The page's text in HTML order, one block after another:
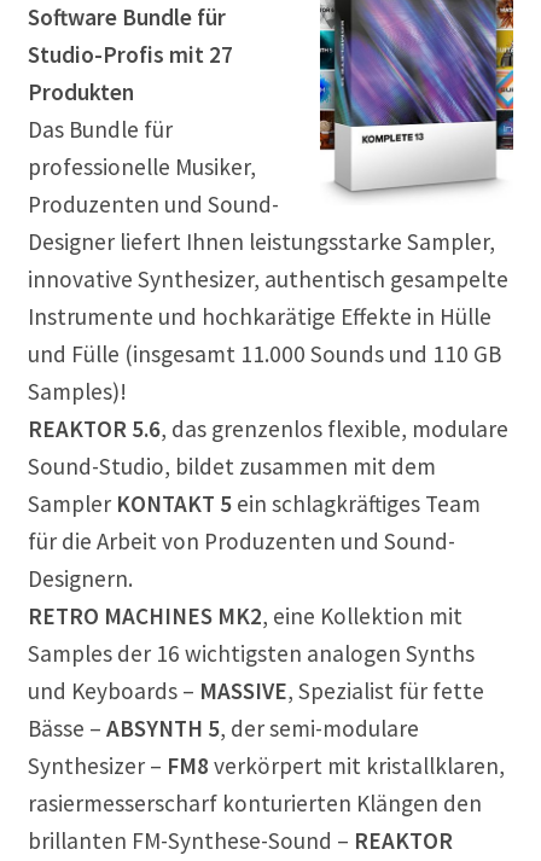
Musik Download
Notation Notensatz
Noten Scannen
Plug In
Sequenzer
Sound Samples
Zubehör
Software Bundle für
Studio-Profis mit 27
Produkten
Das Bundle für
professionelle Musiker,
Produzenten und Sound-
Designer liefert Ihnen leistungsstarke Sampler,
innovative Synthesizer, authentisch gesampelte
Instrumente und hochkarätige Effekte in Hülle
und Fülle (insgesamt 11.000 Sounds und 110 GB
Samples)!
REAKTOR 5.6, das grenzenlos flexible, modulare
Sound-Studio, bildet zusammen mit dem
Sampler KONTAKT 5ein schlagkräftiges Team
für die Arbeit von Produzenten und Sound-
Designern.
RETRO MACHINES MK2, eine Kollektion mit
Samples der 16 wichtigsten analogen Synths
und Keyboards – MASSIVE, Spezialist für fette
Bässe – ABSYNTH 5, der semi-modulare
Synthesizer – FM8 verkörpert mit kristallklaren,
rasiermesserscharf konturierten Klängen den
brillanten FM-Synthese-Sound – REAKTOR